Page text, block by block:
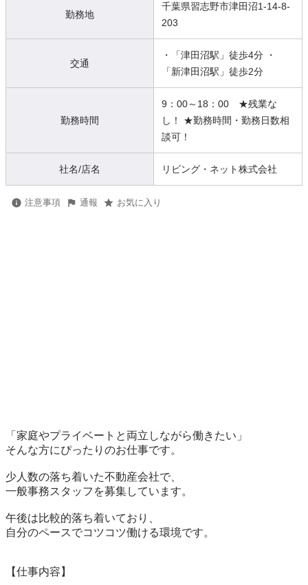
勤務地
千葉県習志野市津田沼1-14-8-
203
交通
・「津田沼駅」徒歩4分 ・
「新津田沼駅」徒歩2分
勤務時間
9：00～18：00 ★残業な
し！ ★勤務時間・勤務日数相
談可！
社名/店名 リビング・ネット株式会社
注意事項 通報 お気に入り
「家庭やプライベートと両立しながら働きたい」
そんな方にぴったりのお仕事です。
少人数の落ち着いた不動産会社で、
一般事務スタッフを募集しています。
午後は比較的落ち着いており、
自分のペースでコツコツ働ける環境です。
【仕事内容】